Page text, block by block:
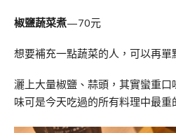
椒鹽蔬菜煮—70元
想要補充一點蔬菜的人，可以再單
灑上大量椒鹽、蒜頭，其實蠻重
味可是今天吃過的所有料理中最重